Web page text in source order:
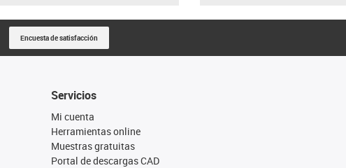
Encuesta de satisfacción
Servicios
Mi cuenta
Herramientas online
Muestras gratuitas
Portal de descargas CAD